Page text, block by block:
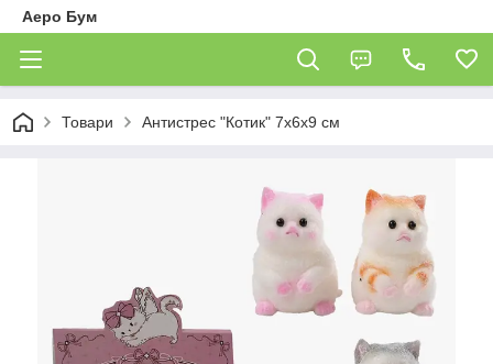
Аеро Бум
Товари Антистрес "Котик" 7х6х9 см